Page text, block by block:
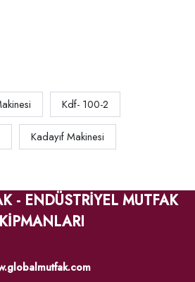
Kdf- 100-2
Kadayıf Makinesi
- ENDÜSTRİYEL MUTFAK